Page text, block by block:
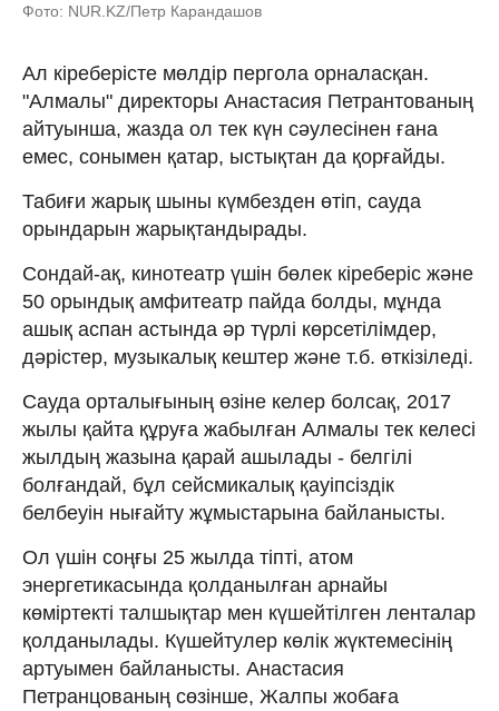
Фото: NUR.KZ/Петр Карандашов
Ал кіреберісте мөлдір пергола орналасқан.
"Алмалы" директоры Анастасия Петрантованың
айтуынша, жазда ол тек күн сәулесінен ғана
емес, сонымен қатар, ыстықтан да қорғайды.
Табиғи жарық шыны күмбезден өтіп, сауда
орындарын жарықтандырады.
Сондай-ақ, кинотеатр үшін бөлек кіреберіс және
50 орындық амфитеатр пайда болды, мұнда
ашық аспан астында әр түрлі көрсетілімдер,
дәрістер, музыкалық кештер және т.б. өткізіледі.
Сауда орталығының өзіне келер болсақ, 2017
жылы қайта құруға жабылған Алмалы тек келесі
жылдың жазына қарай ашылады - белгілі
болғандай, бұл сейсмикалық қауіпсіздік
белбеуін нығайту жұмыстарына байланысты.
Ол үшін соңғы 25 жылда тіпті, атом
энергетикасында қолданылған арнайы
көміртекті талшықтар мен күшейтілген ленталар
қолданылады. Күшейтулер көлік жүктемесінің
артуымен байланысты. Анастасия
Петранцованың сөзінше, Жалпы жобаға